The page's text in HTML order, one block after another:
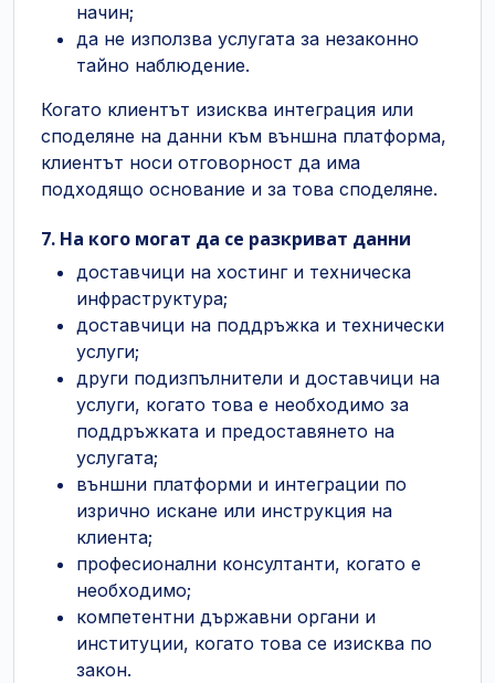
начин;
да не използва услугата за незаконно
тайно наблюдение.
Когато клиентът изисква интеграция или
споделяне на данни към външна платформа,
клиентът носи отговорност да има
подходящо основание и за това споделяне.
7. На кого могат да се разкриват данни
доставчици на хостинг и техническа
инфраструктура;
доставчици на поддръжка и технически
услуги;
други подизпълнители и доставчици на
услуги, когато това е необходимо за
поддръжката и предоставянето на
услугата;
външни платформи и интеграции по
изрично искане или инструкция на
клиента;
професионални консултанти, когато е
необходимо;
компетентни държавни органи и
институции, когато това се изисква по
закон.